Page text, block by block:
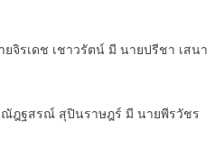
รเดช เชาวรัตน์ มี นายปรีชา เสนา
ณัฎฐสรณ์ สุปินราษฎร์ มี นายพีรวัชร